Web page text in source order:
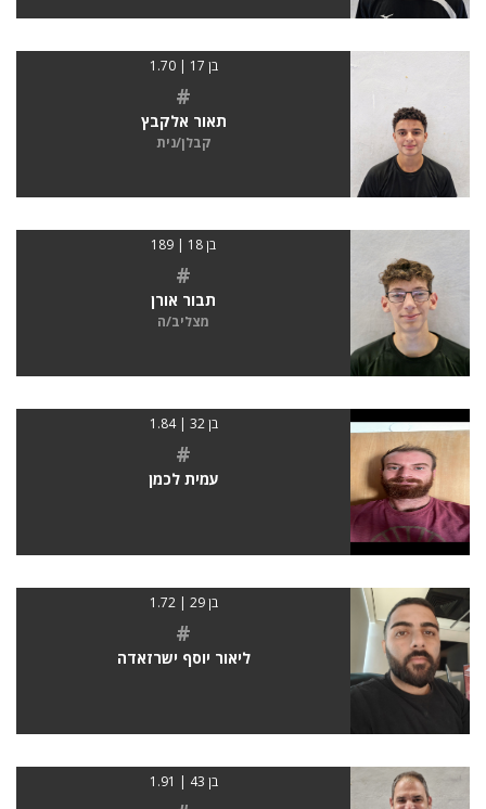
בן 17 | 1.70
#
תאור אלקבץ
קבלן/נית
בן 18 | 189
#
תבור אורן
מצליב/ה
בן 32 | 1.84
#
עמית לכמן
בן 29 | 1.72
#
ליאור יוסף ישרזאדה
בן 43 | 1.91